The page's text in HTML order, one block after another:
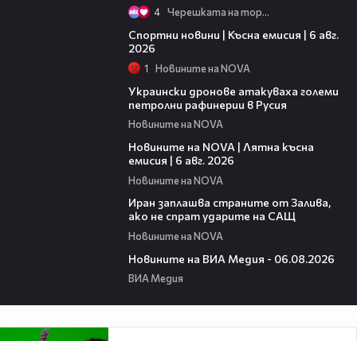
4 Черешката на тортата
Спортни новини | Късна емисия | 6 авг.
2026
1 Новините на NOVA
Украински дронове атакуваха големи
петролни рафинерии в Русия
Новините на NOVA
Новините на NOVA | Лятна късна
емисия | 6 авг. 2026
Новините на NOVA
Иран заплашва страните от Залива,
ако не спрат ударите на САЩ
Новините на NOVA
Новините на ВИА Медия - 06.08.2026
ВИА Медия